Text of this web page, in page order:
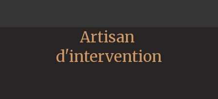
Artisan
d'intervention